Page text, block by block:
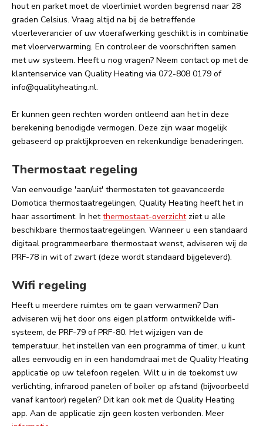
hout en parket moet de vloerlimiet worden begrensd naar 28
graden Celsius. Vraag altijd na bij de betreffende
vloerleverancier of uw vloerafwerking geschikt is in combinatie
met vloerverwarming. En controleer de voorschriften samen
met uw systeem. Heeft u nog vragen? Neem contact op met de
klantenservice van Quality Heating via 072-808 0179 of
info@qualityheating.nl.
Er kunnen geen rechten worden ontleend aan het in deze
berekening benodigde vermogen. Deze zijn waar mogelijk
gebaseerd op praktijkproeven en rekenkundige benaderingen.
Thermostaat regeling
Van eenvoudige 'aan/uit' thermostaten tot geavanceerde
Domotica thermostaatregelingen, Quality Heating heeft het in
haar assortiment. In hetthermostaat-overzichtziet u alle
beschikbare thermostaatregelingen. Wanneer u een standaard
digitaal programmeerbare thermostaat wenst, adviseren wij de
PRF-78 in wit of zwart (deze wordt standaard bijgeleverd).
Wifi regeling
Heeft u meerdere ruimtes om te gaan verwarmen? Dan
adviseren wij het door ons eigen platform ontwikkelde wifi-
systeem, de PRF-79 of PRF-80. Het wijzigen van de
temperatuur, het instellen van een programma of timer, u kunt
alles eenvoudig en in een handomdraai met de Quality Heating
applicatie op uw telefoon regelen. Wilt u in de toekomst uw
verlichting, infrarood panelen of boiler op afstand (bijvoorbeeld
vanaf kantoor) regelen? Dit kan ook met de Quality Heating
app. Aan de applicatie zijn geen kosten verbonden. Meer